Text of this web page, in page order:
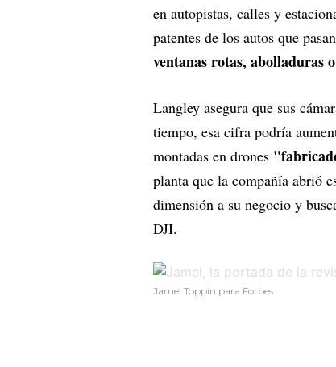
en autopistas, calles y
patentes de los autos que
ventanas rotas, abolladuras
Langley asegura que sus
tiempo, esa cifra podría
montadas en drones
planta que la compañía abrió
dimensión a su negocio y
DJI.
Jamel Toppin para Forbes.